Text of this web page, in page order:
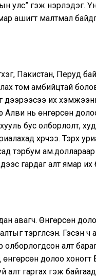
улс” гэж нэрлэдэг.
ашигт малтмал
Пакистан, Перуд
том амбийцтай
дээрээсээ их
нь өнгөрсөн
бус олборлолт,
хүрчээ. Тэрхүү
тэрбум
гардаг алт ямар
авагч. Өнгөрсөн
тэргүүлсэн. Гэсэн ч
алт
өнгөрсөн долоо
алт гаргах гэж